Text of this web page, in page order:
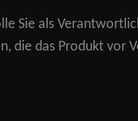
Sie als
die das Produkt vor